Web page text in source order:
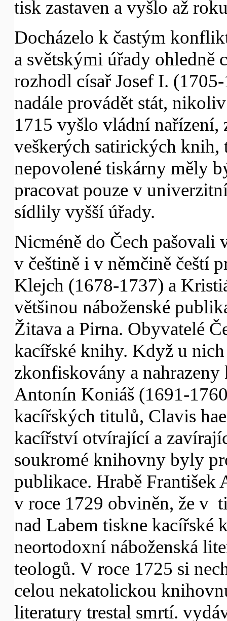
tisk zastaven a vyšlo až
Docházelo k častým
a světskými úřady ohledně
rozhodl císař Josef I.
nadále provádět stát,
1715 vyšlo vládní nařízení,
veškerých satirických
nepovolené tiskárny měly
pracovat pouze v
sídlily vyšší úřady.
Nicméně do Čech pašovali
v češtině i v němčině čeští
Klejch (1678-1737) a
většinou náboženské
Žitava a Pirna. Obyvatelé
kacířské knihy. Když u
zkonfiskovány a
Antonín Koniáš (1691-
kacířských titulů, Clavis
kacířství otvírající a
soukromé knihovny byly
publikace. Hrabě
v roce 1729 obviněn, že v
nad Labem tiskne kacířské
neortodoxní náboženská
teologů. V roce 1725 si
celou nekatolickou
literatury trestal smrtí.